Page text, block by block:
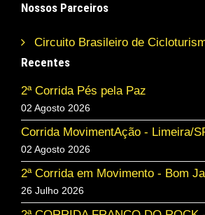
Nossos Parceiros
Circuito Brasileiro de
Recentes
2ª Corrida Pés pela Paz
02 Agosto 2026
Corrida MovimentAção - Limeira/
02 Agosto 2026
2ª Corrida em Movimento - Bom
26 Julho 2026